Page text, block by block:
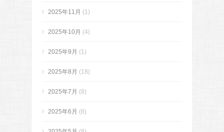
2025年11月 (1)
2025年10月 (4)
2025年9月 (1)
2025年8月 (18)
2025年7月 (8)
2025年6月 (8)